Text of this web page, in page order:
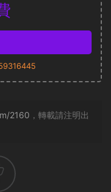
2160 ，轉載請注明出